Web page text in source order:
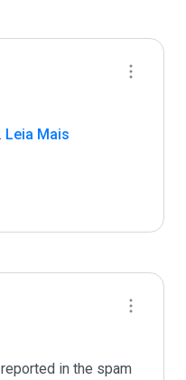
Leia Mais
in the spam